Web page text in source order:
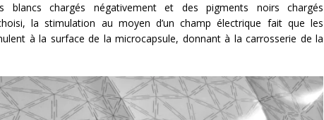
blancs chargés négativement et des pigments noirs chargés
la stimulation au moyen d’un champ électrique fait que les
à la surface de la microcapsule, donnant à la carrosserie de la